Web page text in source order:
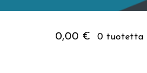
0,00 € 0 tuotetta